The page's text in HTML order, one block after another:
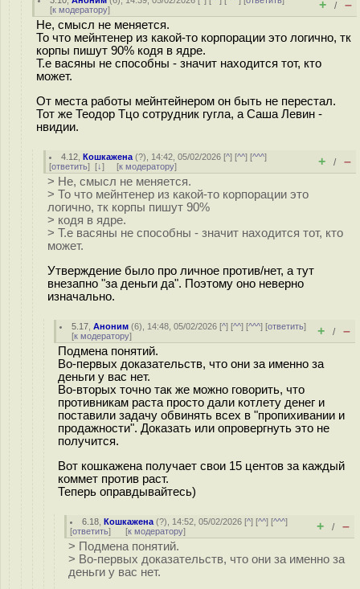
[к модератору] + / –
Не, смысл не меняется.
То что мейнтенер из какой-то корпорации это логично, тк
корпы пишут 90% кодя в ядре.
Т.е васяны не способны - значит находится тот, кто
может.
От места работы мейнтейнером он быть не перестал.
Тот же Теодор Тцо сотрудник гугла, а Саша Левин -
нвидии.
4.12 ,Кошкажена (?), 14:42, 05/02/2026 [^] [^^] [^^^]
[ответить] [↓] [к модератору] + / –
> Не, смысл не меняется.
> То что мейнтенер из какой-то корпорации это
логично, тк корпы пишут 90%
> кодя в ядре.
> Т.е васяны не способны - значит находится тот, кто
может.
Утверждение было про личное против/нет, а тут
внезапно "за деньги да". Поэтому оно неверно
изначально.
5.17 ,Аноним (6), 14:48, 05/02/2026 [^] [^^] [^^^] [ответить]
[к модератору] + / –
Подмена понятий.
Во-первых доказательств, что они за именно за
деньги у вас нет.
Во-вторых точно так же можно говорить, что
противникам раста просто дали котлету денег и
поставили задачу обвинять всех в "пропихивании и
продажности". Доказать или опровергнуть это не
получится.
Вот кошкажена получает свои 15 центов за каждый
коммет против раст.
Теперь оправдывайтесь)
6.18 ,Кошкажена (?), 14:52, 05/02/2026 [^] [^^] [^^^]
[ответить] [к модератору] + / –
> Подмена понятий.
> Во-первых доказательств, что они за именно за
деньги у вас нет.